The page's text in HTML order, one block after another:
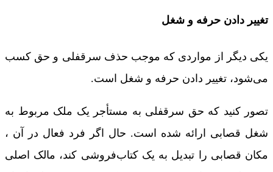
تغییر دادن حرفه و شغل
یکی دیگر از مواردی که موجب حذف سرقفلی و حق کسب
می‌شود، تغییر دادن حرفه و شغل است.
تصور کنید که حق سرقفلی به مستأجر یک ملک مربوط به
شغل قصابی ارائه شده است. حال اگر فرد فعال در آن ،
مکان قصابی را تبدیل به یک کتاب‌فروشی کند، مالک اصلی